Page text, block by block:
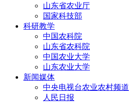
山东省农业厅
国家科技部
科研教学
中国农科院
山东省农科院
中国农业大学
山东农业大学
新闻媒体
中央电视台农业农村频道
人民日报